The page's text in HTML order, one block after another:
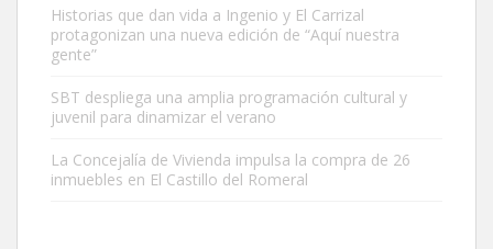
Este gato macho ha aparecido en la calle hace menos de un mes,
es muy manso y extremadamente cari...
Leales.org » Gran Canaria
Historias que dan vida a Ingenio y El Carrizal
protagonizan una nueva edición de “Aquí nuestra
gente”
SBT despliega una amplia programación cultural y
juvenil para dinamizar el verano
La Concejalía de Vivienda impulsa la compra de 26
inmuebles en El Castillo del Romeral